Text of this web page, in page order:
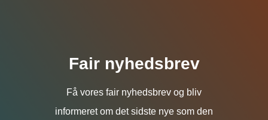
Fair nyhedsbrev
Få vores fair nyhedsbrev og bliv
informeret om det sidste nye som den